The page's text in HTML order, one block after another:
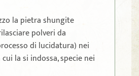
la pietra shungite
polveri da
di lucidatura) nei
la si indossa, specie nei